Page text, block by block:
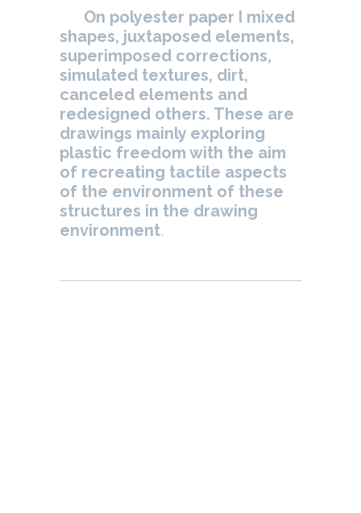
On polyester paper I mixed
shapes, juxtaposed elements,
superimposed corrections,
simulated textures, dirt,
canceled elements and
redesigned others. These are
drawings mainly exploring
plastic freedom with the aim
of recreating tactile aspects
of the environment of these
structures in the drawing
environment.